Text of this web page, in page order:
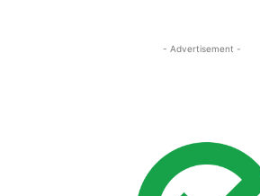
- Advertisement -